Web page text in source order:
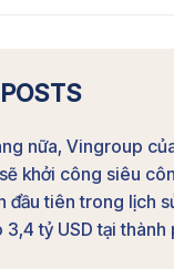
nữa, Vingroup
khởi công siêu
đầu tiên trong lịch
3,4 tỷ USD tại thành